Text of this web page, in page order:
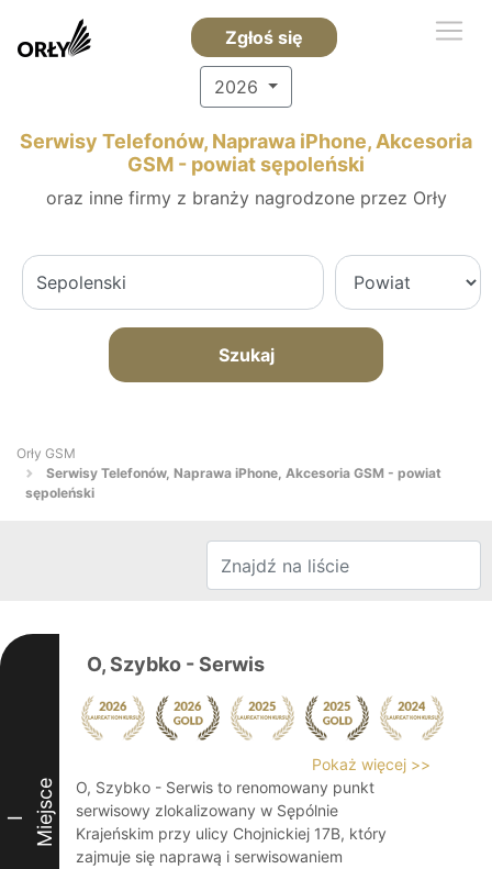
Zgłoś się
2026
Serwisy Telefonów, Naprawa iPhone, Akcesoria
GSM - powiat sępoleński
oraz inne firmy z branży nagrodzone przez Orły
Szukaj
Orły GSM
Serwisy Telefonów, Naprawa iPhone, Akcesoria GSM - powiat
sępoleński
I Miejsce
O, Szybko - Serwis
Pokaż więcej >>
O, Szybko - Serwis to renomowany punkt
serwisowy zlokalizowany w Sępólnie
Krajeńskim przy ulicy Chojnickiej 17B, który
zajmuje się naprawą i serwisowaniem